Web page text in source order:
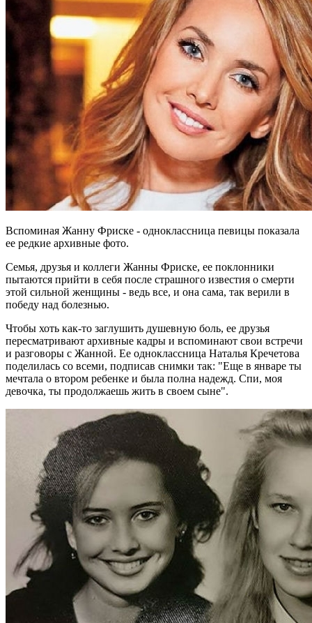
Вспоминая Жанну Фриске - одноклассница певицы показала
ее редкие архивные фото.
Семья, друзья и коллеги Жанны Фриске, ее поклонники
пытаются прийти в себя после страшного известия о смерти
этой сильной женщины - ведь все, и она сама, так верили в
победу над болезнью.
Чтобы хоть как-то заглушить душевную боль, ее друзья
пересматривают архивные кадры и вспоминают свои встречи
и разговоры с Жанной. Ее одноклассница Наталья Кречетова
поделилась со всеми, подписав снимки так: "Еще в январе ты
мечтала о втором ребенке и была полна надежд. Спи, моя
девочка, ты продолжаешь жить в своем сыне".